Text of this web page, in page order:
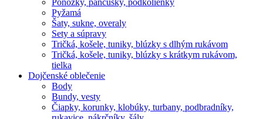
Ponožky, pančušky, podkolienky
Pyžamá
Šaty, sukne, overaly
Sety a súpravy
Tričká, košele, tuniky, blúzky s dlhým rukávom
Tričká, košele, tuniky, blúzky s krátkym rukávom,
tielka
Dojčenské oblečenie
Body
Bundy, vesty
Čiapky, korunky, klobúky, turbany, podbradníky,